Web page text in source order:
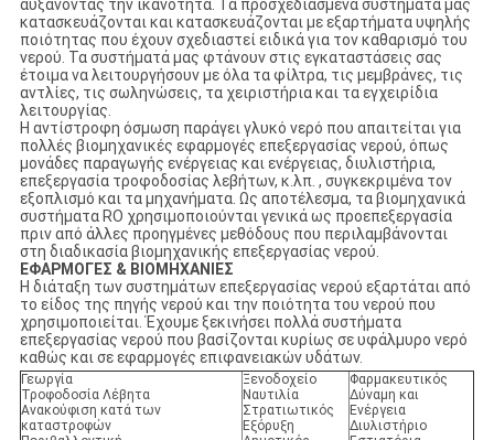
αυξάνοντας την ικανότητα. Τα προσχεδιασμένα συστήματά μας
κατασκευάζονται και κατασκευάζονται με εξαρτήματα υψηλής
ποιότητας που έχουν σχεδιαστεί ειδικά για τον καθαρισμό του
νερού. Τα συστήματά μας φτάνουν στις εγκαταστάσεις σας
έτοιμα να λειτουργήσουν με όλα τα φίλτρα, τις μεμβράνες, τις
αντλίες, τις σωληνώσεις, τα χειριστήρια και τα εγχειρίδια
λειτουργίας.
Η αντίστροφη όσμωση παράγει γλυκό νερό που απαιτείται για
πολλές βιομηχανικές εφαρμογές επεξεργασίας νερού, όπως
μονάδες παραγωγής ενέργειας και ενέργειας, διυλιστήρια,
επεξεργασία τροφοδοσίας λεβήτων, κ.λπ. , συγκεκριμένα τον
εξοπλισμό και τα μηχανήματα. Ως αποτέλεσμα, τα βιομηχανικά
συστήματα RO χρησιμοποιούνται γενικά ως προεπεξεργασία
πριν από άλλες προηγμένες μεθόδους που περιλαμβάνονται
στη διαδικασία βιομηχανικής επεξεργασίας νερού.
ΕΦΑΡΜΟΓΕΣ & ΒΙΟΜΗΧΑΝΙΕΣ
Η διάταξη των συστημάτων επεξεργασίας νερού εξαρτάται από
το είδος της πηγής νερού και την ποιότητα του νερού που
χρησιμοποιείται. Έχουμε ξεκινήσει πολλά συστήματα
επεξεργασίας νερού που βασίζονται κυρίως σε υφάλμυρο νερό
καθώς και σε εφαρμογές επιφανειακών υδάτων.
Γεωργία
Τροφοδοσία Λέβητα
Ανακούφιση κατά των
καταστροφών
Ξενοδοχείο
Ναυτιλία
Στρατιωτικός
Εξόρυξη
Φαρμακευτικός
Δύναμη και
Ενέργεια
Διυλιστήριο